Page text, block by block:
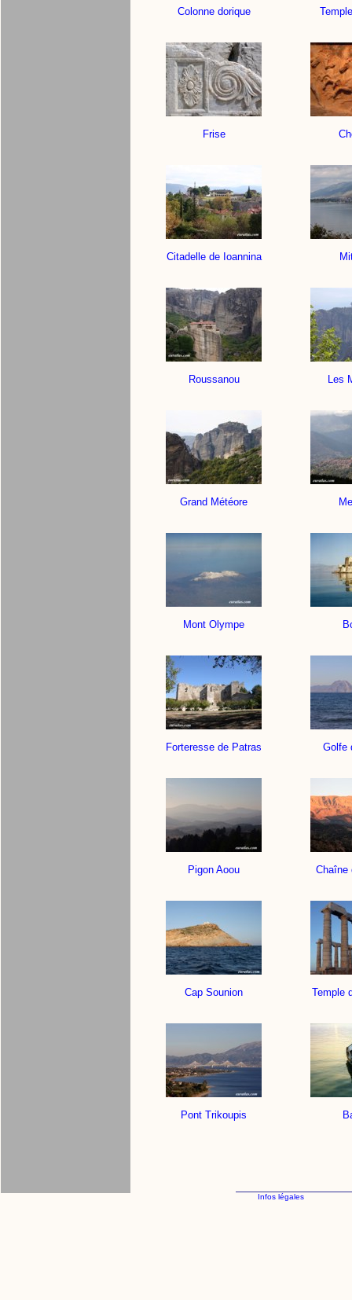
Colonne dorique
Frise
Citadelle de Ioannina
Roussanou Les
Grand Météore
Mont Olympe
Forteresse de Patras Golfe
Pigon Aoou Chaîne
Cap Sounion Temple
Pont Trikoupis
Infos légales